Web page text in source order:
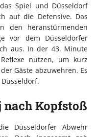
Spiel und Düsseldorf
auf die Defensive. Das
den heranstürmenden
vor dem Düsseldorfer
aus. In der 43. Minute
nutzen, um kurz
Gäste abzuwehren. Es
Kopfstoß
Düsseldorfer Abwehr